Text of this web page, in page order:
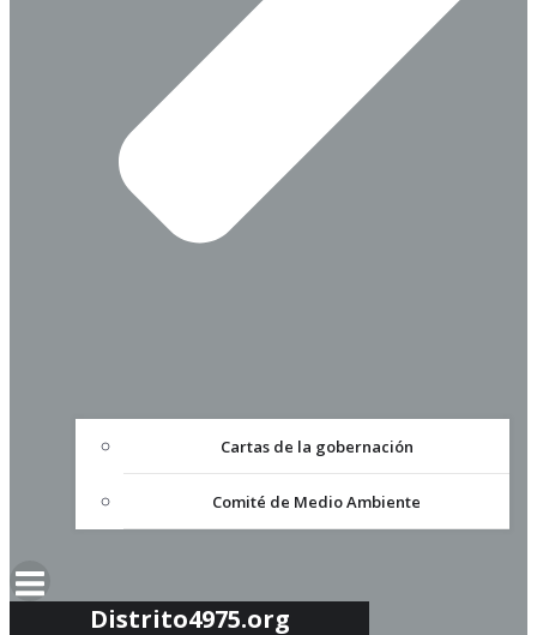
Cartas de la gobernación
Comité de Medio Ambiente
Distrito4975.org